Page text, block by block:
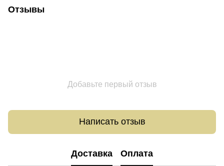
Отзывы
Добавьте первый отзыв
Написать отзыв
Доставка Оплата